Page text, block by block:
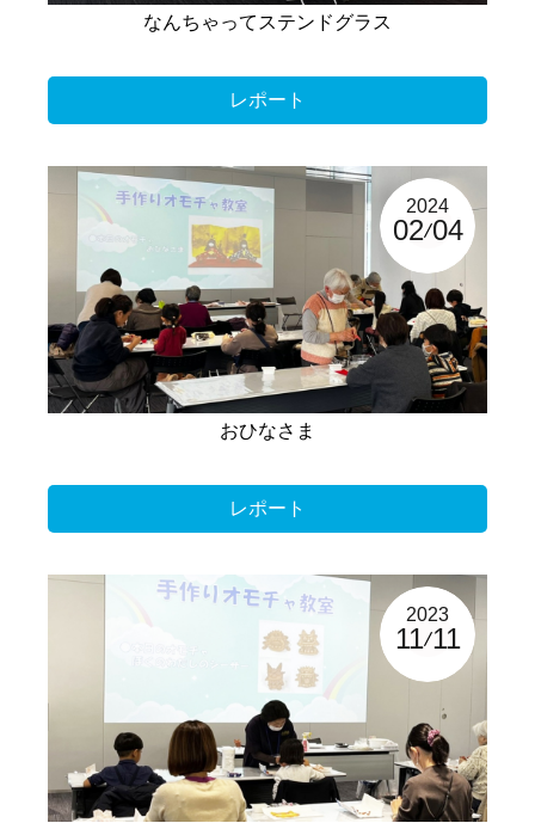
なんちゃってステンドグラス
レポート
2024
02 04
おひなさま
レポート
2023
11 11